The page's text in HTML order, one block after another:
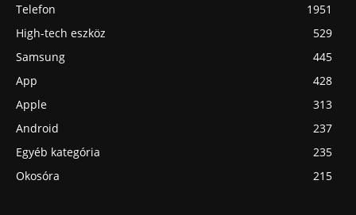
Telefon
1951
High-tech eszköz
529
Samsung
445
App
428
Apple
313
Android
237
Egyéb kategória
235
Okosóra
215